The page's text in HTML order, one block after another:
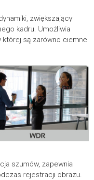
zwiększający
kadru. Umożliwia
są zarówno ciemne
szumów, zapewnia
rejestracji obrazu.